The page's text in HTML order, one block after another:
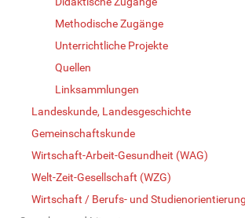
Methodische Zugänge
Unterrichtliche Projekte
Quellen
Linksammlungen
Landeskunde, Landesgeschichte
Gemeinschaftskunde
Wirtschaft-Arbeit-Gesundheit (WAG)
Welt-Zeit-Gesellschaft (WZG)
Wirtschaft / Berufs- und